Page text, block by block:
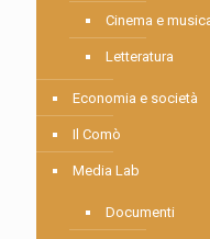
Cinema e
Letteratura
Economia e società
Il Comò
Media Lab
Documenti